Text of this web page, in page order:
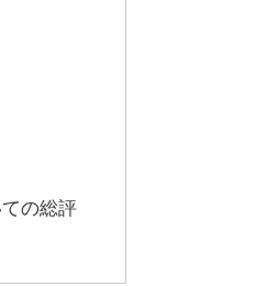
の総評